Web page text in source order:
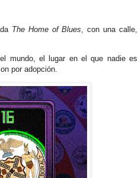
The Home of Blues , con una calle,
mundo, el lugar en el que nadie es
por adopción.